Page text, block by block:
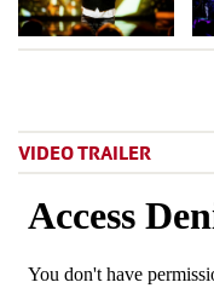
VIDEO TRAILER